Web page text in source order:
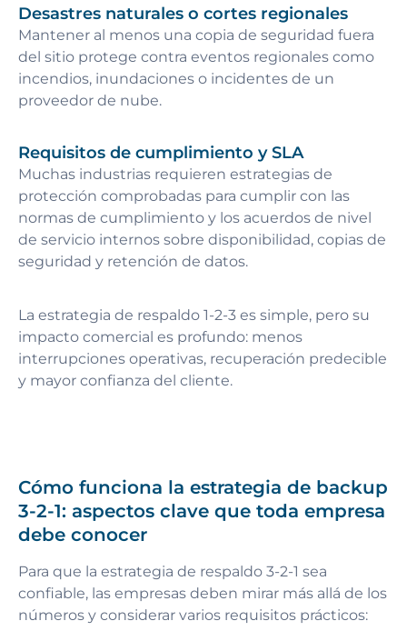
Desastres naturales o cortes regionales
Mantener al menos una copia de seguridad fuera
del sitio protege contra eventos regionales como
incendios, inundaciones o incidentes de un
proveedor de nube.
Requisitos de cumplimiento y SLA
Muchas industrias requieren estrategias de
protección comprobadas para cumplir con las
normas de cumplimiento y los acuerdos de nivel
de servicio internos sobre disponibilidad, copias de
seguridad y retención de datos.
La estrategia de respaldo 1-2-3 es simple, pero su
impacto comercial es profundo: menos
interrupciones operativas, recuperación predecible
y mayor confianza del cliente.
Cómo funciona la estrategia de backup
3-2-1: aspectos clave que toda empresa
debe conocer
Para que la estrategia de respaldo 3-2-1 sea
confiable, las empresas deben mirar más allá de los
números y considerar varios requisitos prácticos: